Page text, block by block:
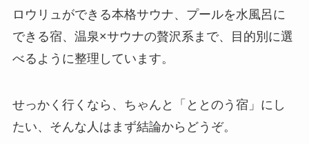
ロウリュができる本格サウナ、プールを水風呂に
できる宿、温泉×サウナの贅沢系まで、目的別に選
べるように整理しています。
せっかく行くなら、ちゃんと「ととのう宿」にし
たい、そんな人はまず結論からどうぞ。